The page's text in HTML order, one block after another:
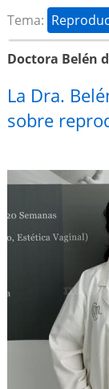
Tema:
Doctora Belén
La Dra.
sobre